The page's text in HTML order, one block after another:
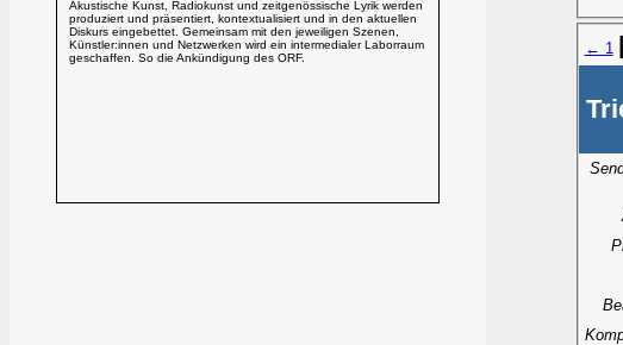
Akustische Kunst, Radiokunst und zeitgenössische Lyrik werden
produziert und präsentiert, kontextualisiert und in den aktuellen
Diskurs eingebettet. Gemeinsam mit den jeweiligen Szenen,
Künstler:innen und Netzwerken wird ein intermedialer Laborraum
geschaffen. So die Ankündigung des ORF.
← 1